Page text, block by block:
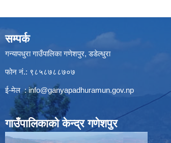
सम्पर्क
गन्यापधुरा गाउँपालिका गणेशपुर, डडेल्धुरा
फोन नं.: ९८५८७८८७०७
ई-मेल :info@ganyapadhuramun.gov.np
गाउँपालिकाको केन्द्र गणेशपुर